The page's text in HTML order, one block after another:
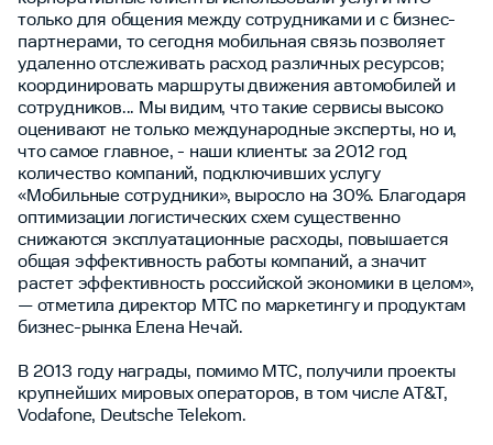
только для общения между сотрудниками и с бизнес-
партнерами, то сегодня мобильная связь позволяет
удаленно отслеживать расход различных ресурсов;
координировать маршруты движения автомобилей и
сотрудников... Мы видим, что такие сервисы высоко
оценивают не только международные эксперты, но и,
что самое главное, - наши клиенты: за 2012 год
количество компаний, подключивших услугу
«Мобильные сотрудники», выросло на 30%. Благодаря
оптимизации логистических схем существенно
снижаются эксплуатационные расходы, повышается
общая эффективность работы компаний, а значит
растет эффективность российской экономики в целом»,
— отметила директор МТС по маркетингу и продуктам
бизнес-рынка Елена Нечай.
В 2013 году награды, помимо МТС, получили проекты
крупнейших мировых операторов, в том числе AT&T,
Vodafone, Deutsche Telekom.